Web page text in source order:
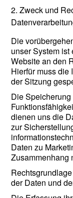
2. Zweck und
Die
unser System
Website an den
Hierfür muss die
der Sitzung
Die
dienen uns die
zur
Daten zu
Zusammenhang
der Daten und